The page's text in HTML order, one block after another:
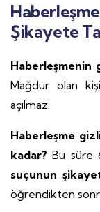
Şikayete
Mağdur olan
açılmaz.
Haberleşme
kadar?Bu süre
suçunun
öğrendikten